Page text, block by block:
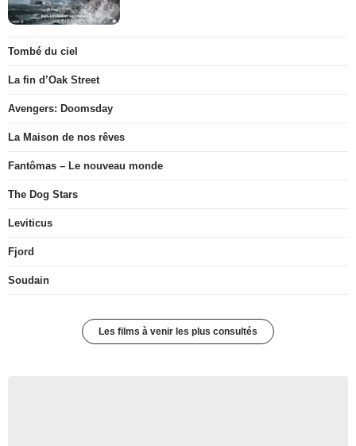
Tombé du ciel
La fin d’Oak Street
Avengers: Doomsday
La Maison de nos rêves
Fantômas – Le nouveau monde
The Dog Stars
Leviticus
Fjord
Soudain
Les films à venir les plus consultés